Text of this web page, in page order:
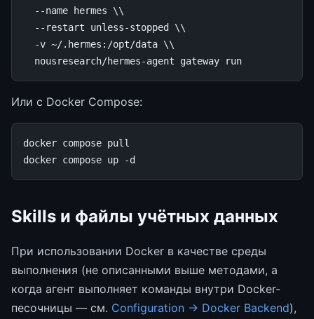
--name
hermes
\\
--restart
unless-stopped
\\
-v ~/.hermes:/opt/data \\
nousresearch/hermes-agent
gateway
Или с Docker Compose:
docker compose pull
docker compose up
Skills и файлы учётных данных
При использовании Docker в качестве среды
выполнения (не описанными выше методами, а
когда агент выполняет команды внутри Docker-
песочницы — см. Configuration → Docker Backend),